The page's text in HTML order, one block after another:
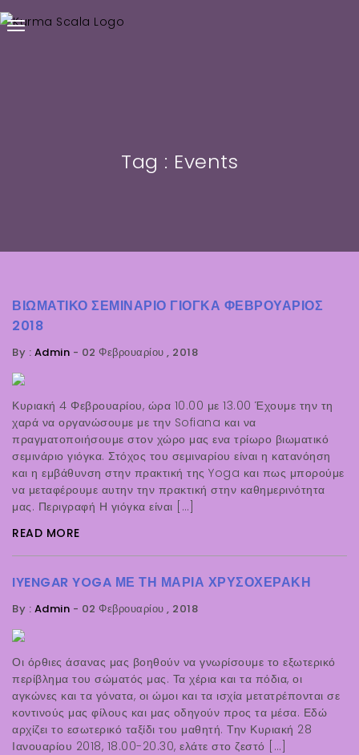
Tag : Events
ΒΙΩΜΑΤΙΚΌ ΣΕΜΙΝΆΡΙΟ ΓΙΌΓΚΑ ΦΕΒΡΟΥΆΡΙΟΣ
2018
By : Admin - 02 Φεβρουαρίου , 2018
Κυριακή 4 Φεβρουαρίου, ώρα 10.00 με 13.00 Έχουμε την τη
χαρά να οργανώσουμε με την Sofiana και να
πραγματοποιήσουμε στον χώρο μας ενα τρίωρο βιωματικό
σεμινάριο γιόγκα. Στόχος του σεμιναρίου είναι η κατανόηση
και η εμβάθυνση στην πρακτική της Yoga και πως μπορούμε
να μεταφέρουμε αυτην την πρακτική στην καθημερινότητα
μας. Περιγραφή Η γιόγκα είναι […]
READ MORE
IYENGAR YOGA ΜΕ ΤΗ ΜΑΡΊΑ ΧΡΥΣΟΧΕΡΆΚΗ
By : Admin - 02 Φεβρουαρίου , 2018
Οι όρθιες άσανας μας βοηθούν να γνωρίσουμε το εξωτερικό
περίβλημα του σώματός μας. Τα χέρια και τα πόδια, οι
αγκώνες και τα γόνατα, οι ώμοι και τα ισχία μετατρέπονται σε
κοντινούς μας φίλους και μας οδηγούν προς τα μέσα. Εδώ
αρχίζει το εσωτερικό ταξίδι του μαθητή. Την Κυριακή 28
Ιανουαρίου 2018, 18.00-20.30, ελάτε στο ζεστό […]